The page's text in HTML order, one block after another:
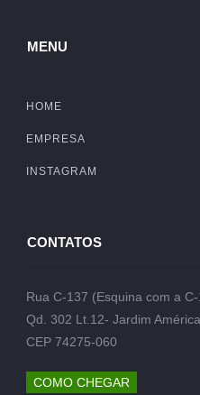
MENU
HOME
EMPRESA
INSTAGRAM
CONTATOS
Rua C-137 (Esquina com a C-
Qd. 302 Lt.12- Jardim
CEP 74275-060
COMO CHEGAR